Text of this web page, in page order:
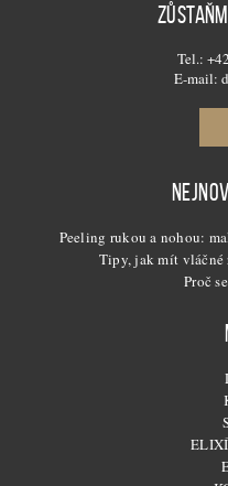
Tel.:
E-mail:
Peeling rukou a nohou:
Tipy, jak mít vláčné
Proč